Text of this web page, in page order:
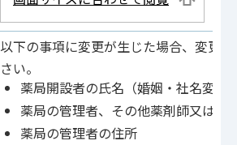
以下の事項に変更が生じた場合、変更
さい。
薬局開設者の氏名（婚姻・社名変更
薬局の管理者、その他薬剤師又は登
薬局の管理者の住所